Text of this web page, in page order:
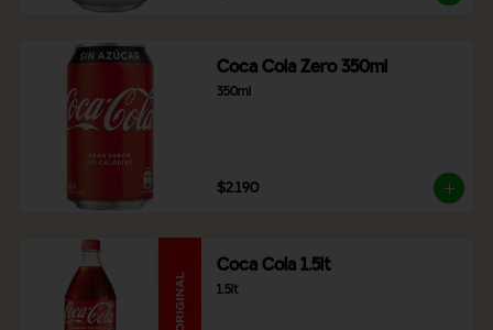
Coca Cola Zero 350ml
350ml
$2.190
Coca Cola 1.5lt
1.5lt